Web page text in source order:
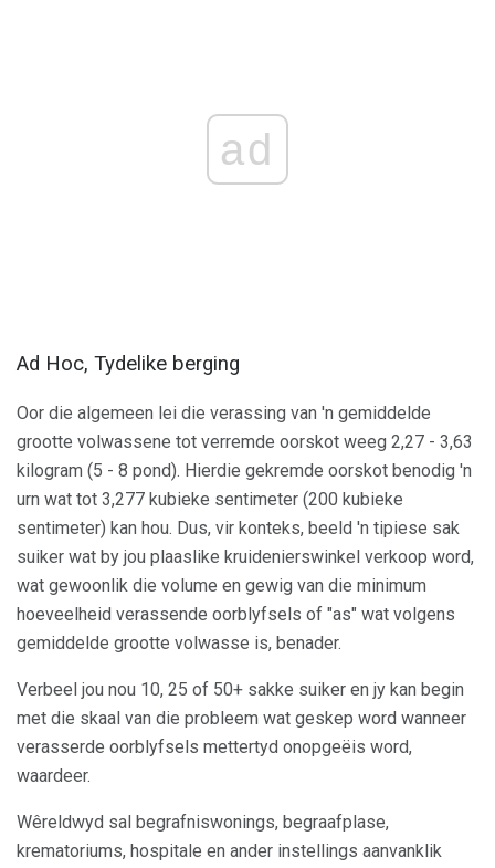
ad
Ad Hoc, Tydelike berging
Oor die algemeen lei die verassing van 'n gemiddelde
grootte volwassene tot verremde oorskot weeg 2,27 - 3,63
kilogram (5 - 8 pond). Hierdie gekremde oorskot benodig 'n
urn wat tot 3,277 kubieke sentimeter (200 kubieke
sentimeter) kan hou. Dus, vir konteks, beeld 'n tipiese sak
suiker wat by jou plaaslike kruidenierswinkel verkoop word,
wat gewoonlik die volume en gewig van die minimum
hoeveelheid verassende oorblyfsels of "as" wat volgens
gemiddelde grootte volwasse is, benader.
Verbeel jou nou 10, 25 of 50+ sakke suiker en jy kan begin
met die skaal van die probleem wat geskep word wanneer
verasserde oorblyfsels mettertyd onopgeëis word,
waardeer.
Wêreldwyd sal begrafniswonings, begraafplase,
krematoriums, hospitale en ander instellings aanvanklik